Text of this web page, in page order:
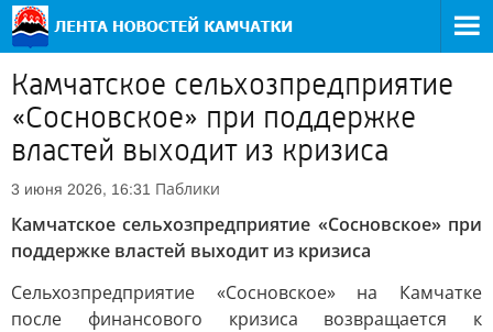
Камчатское сельхозпредприятие
«Сосновское» при поддержке
властей выходит из кризиса
3 июня 2026, 16:31 Паблики
Камчатское сельхозпредприятие «Сосновское» при
поддержке властей выходит из кризиса
Сельхозпредприятие «Сосновское» на Камчатке
после финансового кризиса возвращается к